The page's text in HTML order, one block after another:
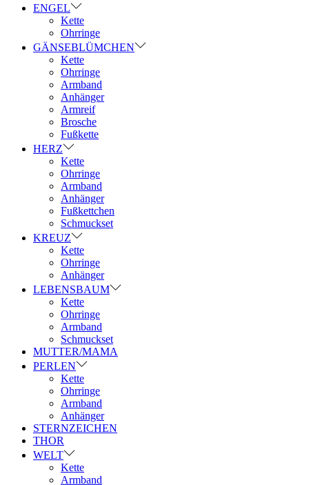
ENGEL
Kette
Ohrringe
GÄNSEBLÜMCHEN
Kette
Ohrringe
Armband
Anhänger
Armreif
Brosche
Fußkette
HERZ
Kette
Ohrringe
Armband
Anhänger
Fußkettchen
Schmuckset
KREUZ
Kette
Ohrringe
Anhänger
LEBENSBAUM
Kette
Ohrringe
Armband
Schmuckset
MUTTER/MAMA
PERLEN
Kette
Ohrringe
Armband
Anhänger
STERNZEICHEN
THOR
WELT
Kette
Armband